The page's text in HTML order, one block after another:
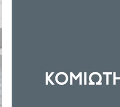
22:38